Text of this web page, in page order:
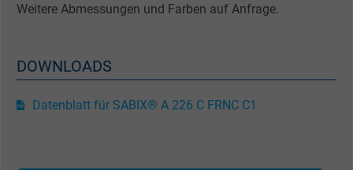
Laufzeit
Registriert eine eindeutige ID, die das Gerät
Weitere Abmessungen und Farben auf Anfrage.
DOWNLOADS
Datenblatt für SABIX® A 226 C FRNC C1